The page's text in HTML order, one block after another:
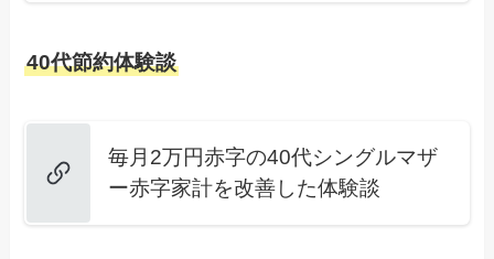
40代節約体験談
毎月2万円赤字の40代シングルマザ
ー赤字家計を改善した体験談